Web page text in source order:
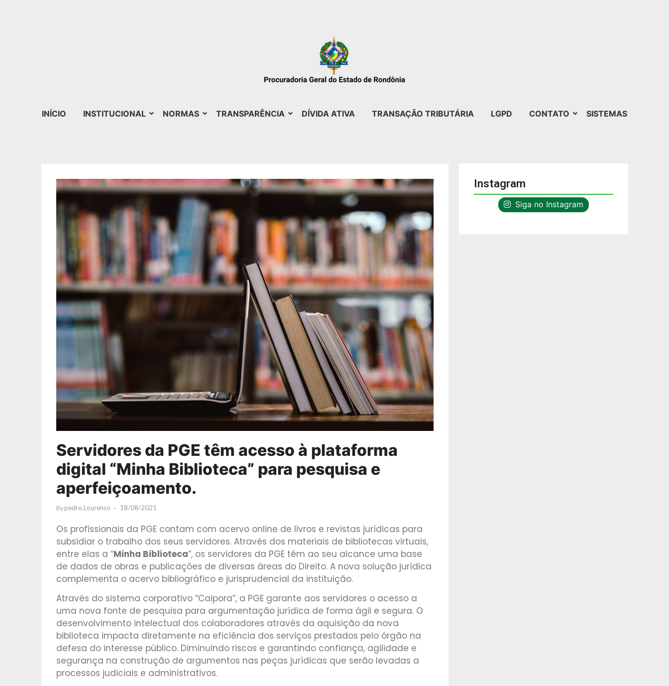
INÍCIO INSTITUCIONAL NORMAS TRANSPARÊNCIA DÍVIDA ATIVA TRANSAÇÃO TRIBUTÁRIA LGPD CONTATO SISTEMAS
Servidores da PGE têm acesso à plataforma
digital “Minha Biblioteca” para pesquisa e
aperfeiçoamento.
By Pedro.lourenco 18/08/2021
Os profissionais da PGE contam com acervo online de livros e revistas jurídicas para
subsidiar o trabalho dos seus servidores. Através dos materiais de bibliotecas virtuais,
entre elas a “Minha Biblioteca”, os servidores da PGE têm ao seu alcance uma base
de dados de obras e publicações de diversas áreas do Direito. A nova solução jurídica
complementa o acervo bibliográfico e jurisprudencial da instituição.
Através do sistema corporativo “Caipora”, a PGE garante aos servidores o acesso a
uma nova fonte de pesquisa para argumentação jurídica de forma ágil e segura. O
desenvolvimento intelectual dos colaboradores através da aquisição da nova
biblioteca impacta diretamente na eficiência dos serviços prestados pelo órgão na
defesa do interesse público. Diminuindo riscos e garantindo confiança, agilidade e
segurança na construção de argumentos nas peças jurídicas que serão levadas a
processos judiciais e administrativos.
Instagram
Siga no Instagram